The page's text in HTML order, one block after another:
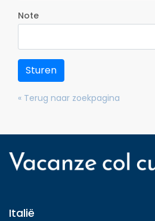
Note
Sturen
« Terug naar zoekpagina
Italië